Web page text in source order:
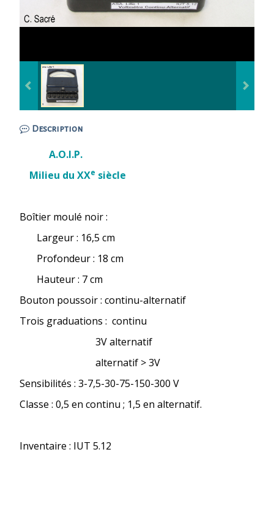
Description
A.O.I.P.
Milieu du XXe siècle
Boîtier moulé noir :
Largeur : 16,5 cm
Profondeur : 18 cm
Hauteur : 7 cm
Bouton poussoir : continu-alternatif
Trois graduations : continu
3V alternatif
alternatif > 3V
Sensibilités : 3-7,5-30-75-150-300 V
Classe : 0,5 en continu ; 1,5 en alternatif.
Inventaire : IUT 5.12